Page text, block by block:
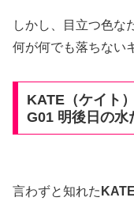
しかし、目立つ色な
何が何でも落ちない
KATE（ケイト
G01 明後日の水
言わずと知れた